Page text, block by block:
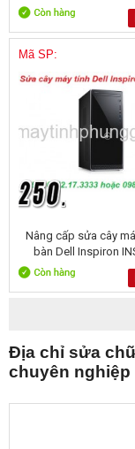
Mã SP:
Nâng cấp sửa cây
bàn Dell Inspiron
Địa chỉ sửa
chuyên nghiệp